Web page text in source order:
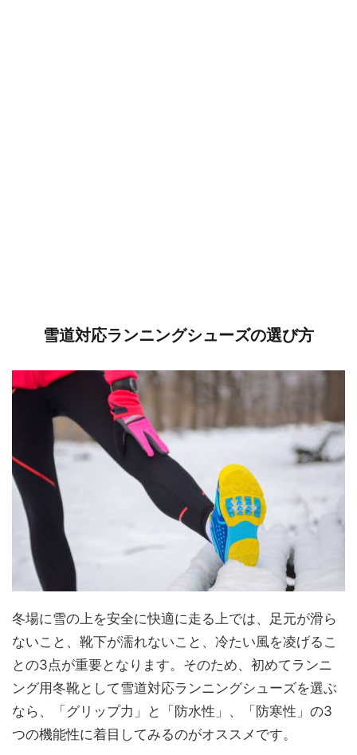
雪道対応ランニングシューズの選び方
冬場に雪の上を安全に快適に走る上では、足元が滑ら
ないこと、靴下が濡れないこと、冷たい風を凌げるこ
との3点が重要となります。そのため、初めてランニ
ング用冬靴として雪道対応ランニングシューズを選ぶ
なら、「グリップ力」と「防水性」、「防寒性」の3
つの機能性に着目してみるのがオススメです。